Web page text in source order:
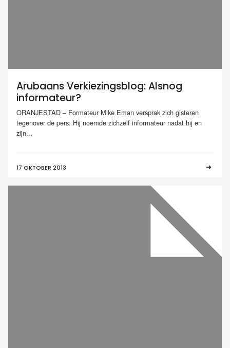
Arubaans Verkiezingsblog: Alsnog
informateur?
ORANJESTAD – Formateur Mike Eman versprak zich gisteren
tegenover de pers. Hij noemde zichzelf informateur nadat hij en
zijn...
17 OKTOBER 2013